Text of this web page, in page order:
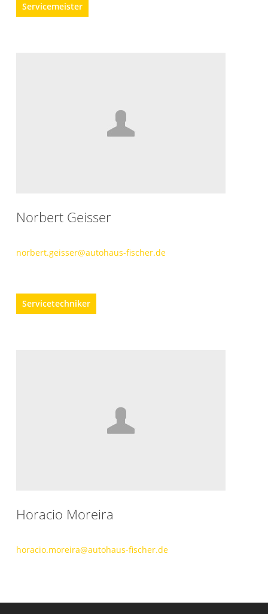
Servicemeister
Norbert Geisser
norbert.geisser@autohaus-fischer.de
Servicetechniker
Horacio Moreira
horacio.moreira@autohaus-fischer.de